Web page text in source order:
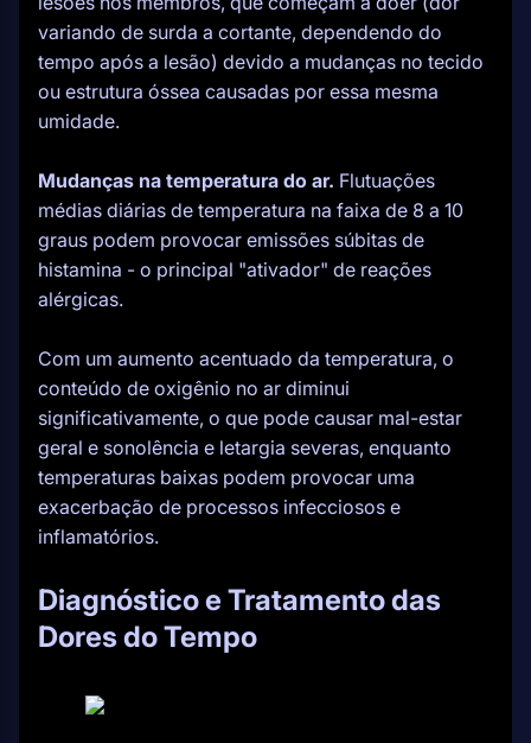
variando de surda a cortante, dependendo do
tempo após a lesão) devido a mudanças no tecido
ou estrutura óssea causadas por essa mesma
umidade.
Mudanças na temperatura do ar. Flutuações
médias diárias de temperatura na faixa de 8 a 10
graus podem provocar emissões súbitas de
histamina - o principal "ativador" de reações
alérgicas.
Com um aumento acentuado da temperatura, o
conteúdo de oxigênio no ar diminui
significativamente, o que pode causar mal-estar
geral e sonolência e letargia severas, enquanto
temperaturas baixas podem provocar uma
exacerbação de processos infecciosos e
inflamatórios.
Diagnóstico e Tratamento das
Dores do Tempo